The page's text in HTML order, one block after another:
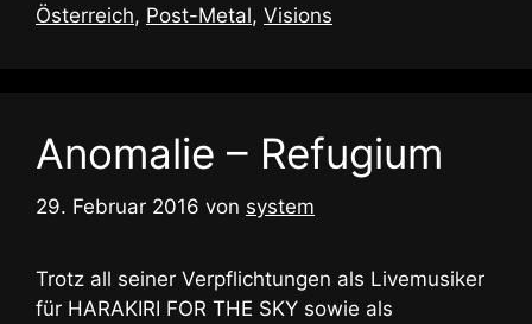
Österreich, Post-Metal, Visions
Anomalie – Refugium
29. Februar 2016 von system
Trotz all seiner Verpflichtungen als Livemusiker
für HARAKIRI FOR THE SKY sowie als